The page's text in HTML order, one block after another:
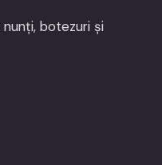
botezuri și